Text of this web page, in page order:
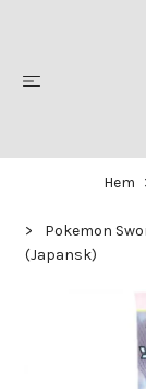
Hem
Pokemon
(Japansk)